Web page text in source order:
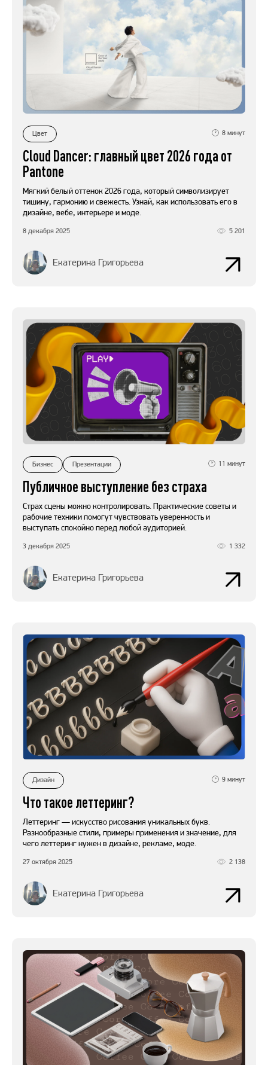
Цвет 8 минут
Cloud Dancer: главный цвет 2026 года от
Pantone
Мягкий белый оттенок 2026 года, который символизирует
тишину, гармонию и свежесть. Узнай, как использовать его в
дизайне, вебе, интерьере и моде.
8 декабря 2025 5 201
Екатерина Григорьева
Бизнес Презентации 11 минут
Публичное выступление без страха
Страх сцены можно контролировать. Практические советы и
рабочие техники помогут чувствовать уверенность и
выступать спокойно перед любой аудиторией.
3 декабря 2025 1 332
Екатерина Григорьева
Дизайн 9 минут
Что такое леттеринг?
Леттеринг — искусство рисования уникальных букв.
Разнообразные стили, примеры применения и значение, для
чего леттеринг нужен в дизайне, рекламе, моде.
27 октября 2025 2 138
Екатерина Григорьева